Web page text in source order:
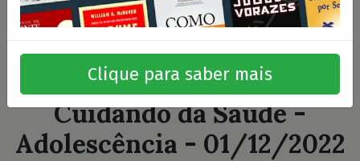
Cuidando da Saúde -
Adolescência - 01/12/2022
Clique para saber mais